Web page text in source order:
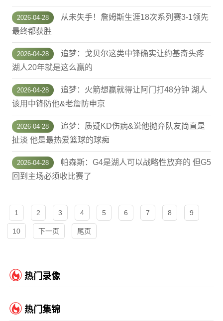
2026-04-28
从未失手！詹姆斯生涯18次系列赛3-1领先
最终都获胜
2026-04-28
追梦：戈贝尔这类中锋确实让约基奇头疼
湖人20年就是这么赢的
2026-04-28
追梦：火箭想赢就得让阿门打48分钟 湖人
该用中锋防他&老詹防申京
2026-04-28
追梦：质疑KD伤病&说他抛弃队友简直是
扯淡 他是最热爱篮球的球痴
2026-04-28
帕森斯：G4是湖人可以战略性放弃的 但G5
回到主场必须收比赛了
1 2 3 4 5 6 7 8 9
10 下一页 尾页
热门录像
热门集锦